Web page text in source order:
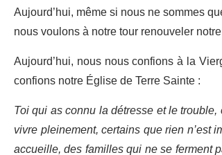
Aujourd’hui, même si nous ne sommes
nous voulons à notre tour renouveler
Aujourd’hui, nous nous confions à la
confions notre Église de Terre Sainte :
Toi qui as connu la détresse et le
vivre pleinement, certains que rien
accueille, des familles qui ne se